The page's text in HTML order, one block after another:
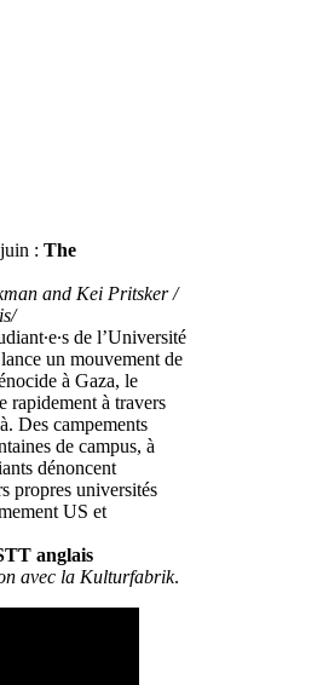
: The
and Kei Pritsker /
de l’Université
un mouvement de
à Gaza, le
rapidement à travers
Des campements
de campus, à
dénoncent
propres universités
US et
anglais
avec la Kulturfabrik.